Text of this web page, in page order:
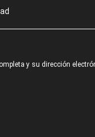
y su dirección